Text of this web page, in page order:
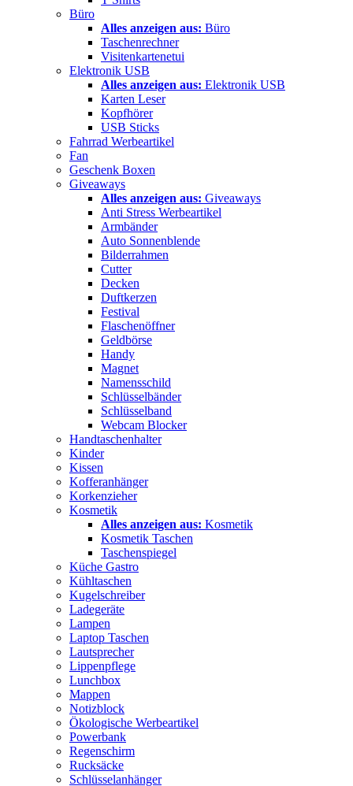
Büro
Alles anzeigen aus: Büro
Taschenrechner
Visitenkartenetui
Elektronik USB
Alles anzeigen aus: Elektronik USB
Karten Leser
Kopfhörer
USB Sticks
Fahrrad Werbeartikel
Fan
Geschenk Boxen
Giveaways
Alles anzeigen aus: Giveaways
Anti Stress Werbeartikel
Armbänder
Auto Sonnenblende
Bilderrahmen
Cutter
Decken
Duftkerzen
Festival
Flaschenöffner
Geldbörse
Handy
Magnet
Namensschild
Schlüsselbänder
Schlüsselband
Webcam Blocker
Handtaschenhalter
Kinder
Kissen
Kofferanhänger
Korkenzieher
Kosmetik
Alles anzeigen aus: Kosmetik
Kosmetik Taschen
Taschenspiegel
Küche Gastro
Kühltaschen
Kugelschreiber
Ladegeräte
Lampen
Laptop Taschen
Lautsprecher
Lippenpflege
Lunchbox
Mappen
Notizblock
Ökologische Werbeartikel
Powerbank
Regenschirm
Rucksäcke
Schlüsselanhänger